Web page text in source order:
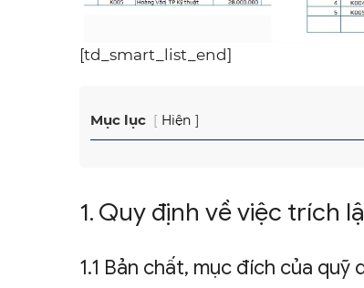
[td_smart_list_end]
Mục lục Hiện
1. Quy định về việc trích
1.1 Bản chất, mục đích của